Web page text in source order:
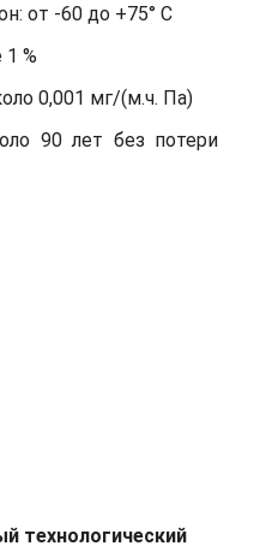
от -60 до +75° С
%
0,001 мг/(м.ч. Па)
90 лет без потери
технологический